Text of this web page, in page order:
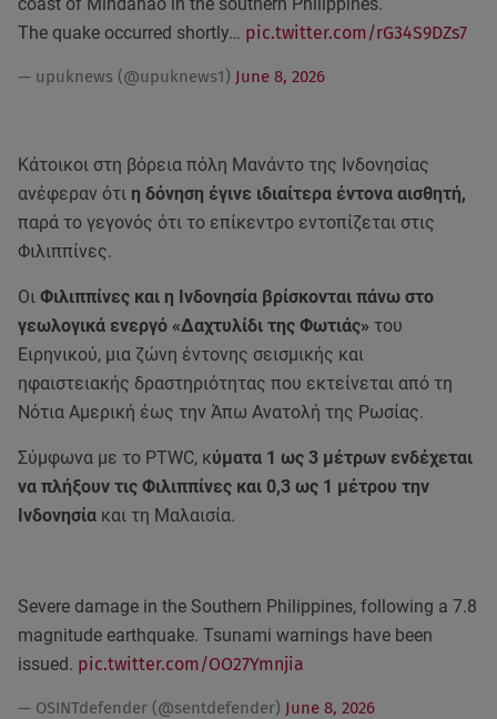
The quake occurred shortly… pic.twitter.com/rG34S9DZs7
— upuknews (@upuknews1) June 8, 2026
Κάτοικοι στη βόρεια πόλη Μανάντο της Ινδονησίας
ανέφεραν ότι η δόνηση έγινε ιδιαίτερα έντονα αισθητή,
παρά το γεγονός ότι το επίκεντρο εντοπίζεται στις
Φιλιππίνες.
Οι Φιλιππίνες και η Ινδονησία βρίσκονται πάνω στο
γεωλογικά ενεργό «Δαχτυλίδι της Φωτιάς» του
Ειρηνικού, μια ζώνη έντονης σεισμικής και
ηφαιστειακής δραστηριότητας που εκτείνεται από τη
Νότια Αμερική έως την Άπω Ανατολή της Ρωσίας.
Σύμφωνα με το PTWC, κύματα 1 ως 3 μέτρων ενδέχεται
να πλήξουν τις Φιλιππίνες και 0,3 ως 1 μέτρου την
Ινδονησία και τη Μαλαισία.
Severe damage in the Southern Philippines, following a 7.8
magnitude earthquake. Tsunami warnings have been
issued. pic.twitter.com/OO27Ymnjia
— OSINTdefender (@sentdefender) June 8, 2026